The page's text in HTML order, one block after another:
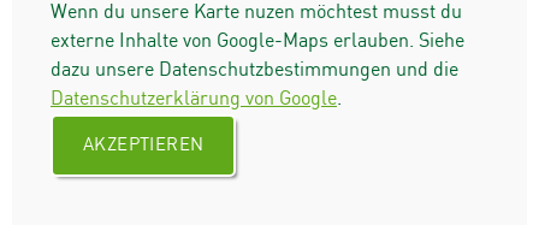
Wenn du unsere Karte nuzen möchtest musst du
externe Inhalte von Google-Maps erlauben. Siehe
dazu unsere Datenschutzbestimmungen und die
Datenschutzerklärung von Google.
AKZEPTIEREN